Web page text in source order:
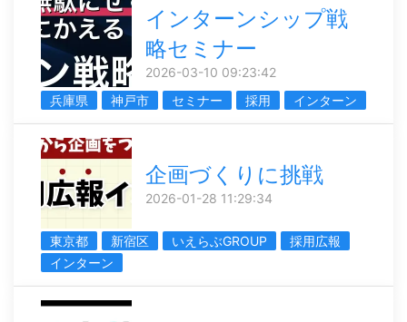
インターンシップ戦
略セミナー
2026-03-10 09:23:42
兵庫県
神戸市 セミナー 採用 インターン
企画づくりに挑戦
2026-01-28 11:29:34
東京都 新宿区 いえらぶGROUP
採用広報
インターン